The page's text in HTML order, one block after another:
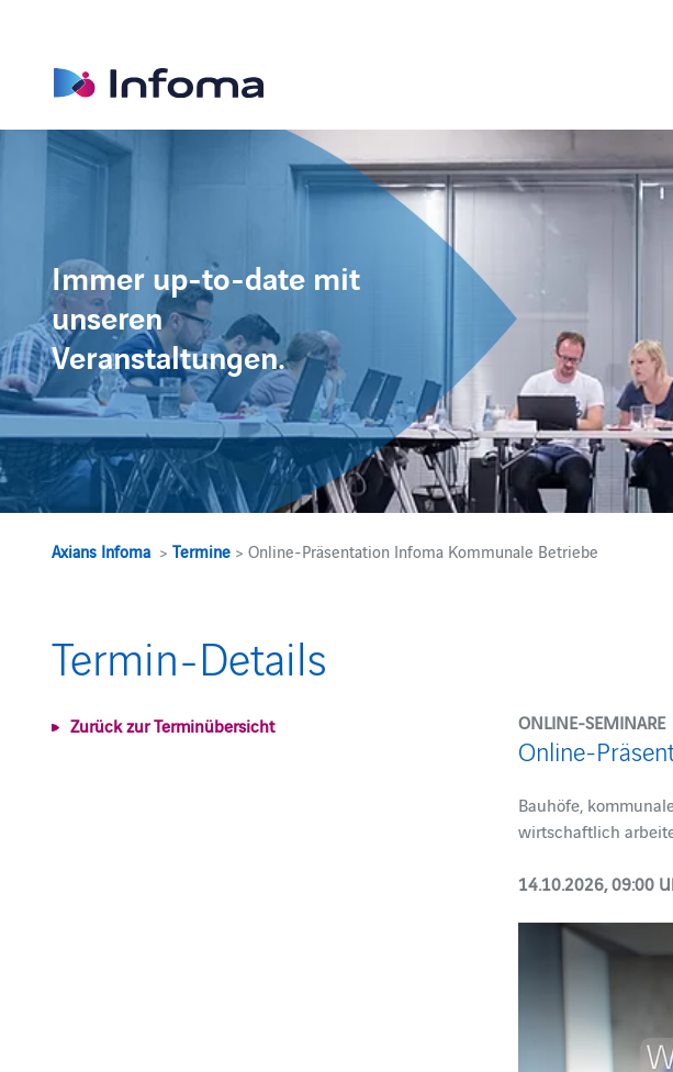
Immer up-to-date mit
unseren
Veranstaltungen.
Axians Infoma >Termine > Online-Präsentation Infoma Kommunale Betriebe
Termin-Details
Zurück zur Terminübersicht ONLINE-SEMINARE
Online-
Bauhöfe,
wirtschaftlich
14.10.2026, 09:00